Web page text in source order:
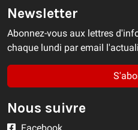
Newsletter
Abonnez-vous aux lettres
chaque lundi par email
Nous suivre